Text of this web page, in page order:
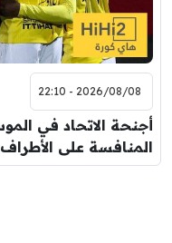
2026/08/08 - 22:10
المنافسة على الأطراف